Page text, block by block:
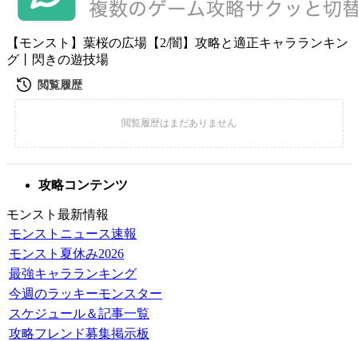
【モンスト】葉桜の広場【2/闇】攻略と適正キャラランキン
グ丨閃きの遊技場
攻略コンテンツ
モンスト最新情報
モンストニュース速報
モンスト夏休み2026
最強キャラランキング
今週のラッキーモンスター
スケジュール＆記事一覧
攻略フレンド募集掲示板